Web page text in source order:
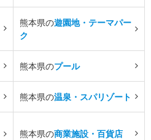
熊本県の遊園地・テーマパー
ク
熊本県のプール
熊本県の温泉・スパリゾート
熊本県の商業施設・百貨店